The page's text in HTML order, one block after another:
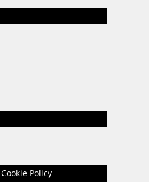
Policy